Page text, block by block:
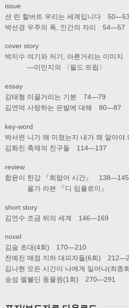
issue
션 린 할버트 우리는 세계입니다 50―53
박선경 우주의 폭, 인간의 자리 54―57
cover story
박지수 여기와 저기, 아른거리는 이미
―이민지의 〈필드:트립〉
essay
김태형 미끌거리는 기분 74―79
김연덕 사랑하는 은발에 대해 80―87
key-word
박서련 니가 왜 미쳤는지 내가 왜 알아
김화진 축제의 친구들 114―137
review
함윤이 한강 『희랍어 시간』 138―145
올가 라븐 『디 임플로이』
short story
김연수 조금 뒤의 세계 146―169
novel
김숨 초대(4회) 170―210
전예진 매점 지하 대피자들(6회)
김나현 모든 시간이 나에게 일어나(최
송섬 멜볼딘 동물원(1회) 270―291